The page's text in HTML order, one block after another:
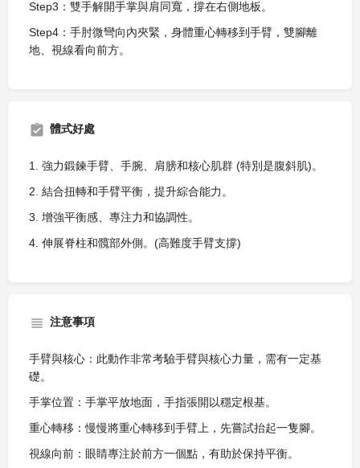
Step3：雙手解開手掌與肩同寬，撐在右側地板。
Step4：手肘微彎向內夾緊，身體重心轉移到手臂，雙腳離
地、視線看向前方。
體式好處
1. 強力鍛鍊手臂、手腕、肩膀和核心肌群 (特別是腹斜肌)。
2. 結合扭轉和手臂平衡，提升綜合能力。
3. 增強平衡感、專注力和協調性。
4. 伸展脊柱和髖部外側。(高難度手臂支撐)
注意事項
手臂與核心：此動作非常考驗手臂與核心力量，需有一定基
礎。
手掌位置：手掌平放地面，手指張開以穩定根基。
重心轉移：慢慢將重心轉移到手臂上，先嘗試抬起一隻腳。
視線向前：眼睛專注於前方一個點，有助於保持平衡。